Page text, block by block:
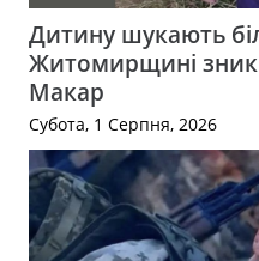
Дитину шукають
Житомирщині зник
Макар
Субота, 1 Серпня, 2026